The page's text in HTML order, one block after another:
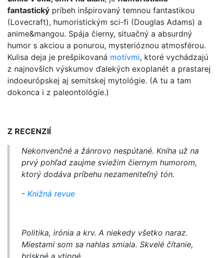
fantastický príbeh inšpirovaný temnou fantastikou
(Lovecraft), humoristickým sci-fi (Douglas Adams) a
anime&mangou. Spája čierny, situačný a absurdný
humor s akciou a ponurou, mysterióznou atmosférou.
Kulisa deja je prešpikovaná motívmi, ktoré vychádzajú
z najnovších výskumov ďalekých exoplanét a prastarej
indoeurópskej aj semitskej mytológie. (A tu a tam
dokonca i z paleontológie.)
Z RECENZIÍ
Nekonvenčné a žánrovo nespútané. Kniha už na
prvý pohľad zaujme sviežim čiernym humorom,
ktorý dodáva príbehu nezameniteľný tón.
- Knižná revue
Politika, irónia a krv. A niekedy všetko naraz.
Miestami som sa nahlas smiala. Skvelé čítanie,